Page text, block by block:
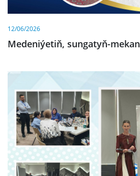
12/06/2026
Medeniýetiň, sungatyň-